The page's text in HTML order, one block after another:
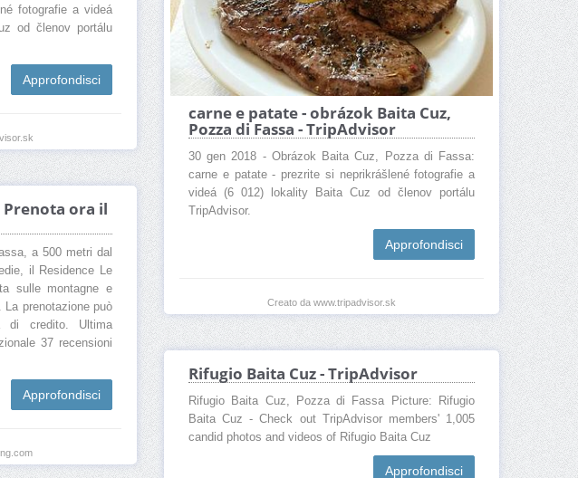
fotografie a videá
od členov portálu
Approfondisci
carne e patate - obrázok Baita Cuz,
Pozza di Fassa - TripAdvisor
30 gen 2018 - Obrázok Baita Cuz, Pozza di Fassa:
carne e patate - prezrite si neprikrášlené fotografie a
videá (6 012) lokality Baita Cuz od členov portálu
TripAdvisor.
Approfondisci
Creato da www.tripadvisor.sk
Prenota ora il
a 500 metri dal
il Residence Le
sulle montagne e
prenotazione può
di credito. Ultima
37 recensioni
Approfondisci
Rifugio Baita Cuz - TripAdvisor
Rifugio Baita Cuz, Pozza di Fassa Picture: Rifugio
Baita Cuz - Check out TripAdvisor members' 1,005
candid photos and videos of Rifugio Baita Cuz
Approfondisci